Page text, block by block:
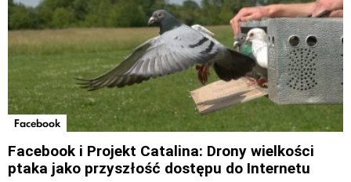
Facebook
Facebook i Projekt Catalina: Drony wielkości
ptaka jako przyszłość dostępu do Internetu